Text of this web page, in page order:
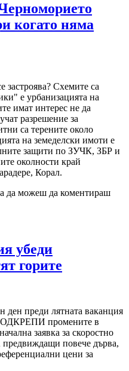
когато няма
застроява? Схемите са
е урбанизацията на
имат интерес не да
разрешение за
са терените около
на земеделски имоти е
защити по ЗУЧК, ЗБР и
околности край
Корал.
да можеш да коментираш
убеди
горите
ден преди лятната ваканция
промените в
заявка за скоростно
повече дърва,
цени за